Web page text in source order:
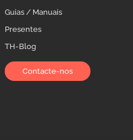
Guias / Manuais
Presentes
TH-Blog
Contacte-nos